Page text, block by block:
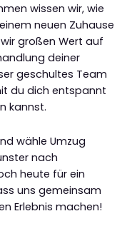
wissen wir, wie
neuen Zuhause
großen Wert auf
deiner
geschultes Team
du dich entspannt
kannst.
wähle Umzug
nach
heute für ein
uns gemeinsam
Erlebnis machen!